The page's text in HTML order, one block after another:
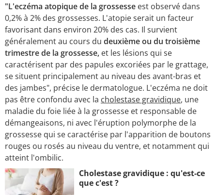
"L'eczéma atopique de la grossesse est observé dans
0,2% à 2% des grossesses. L'atopie serait un facteur
favorisant dans environ 20% des cas. Il survient
généralement au cours du deuxième ou du troisième
trimestre de la grossesse, et les lésions qui se
caractérisent par des papules excoriées par le grattage,
se situent principalement au niveau des avant-bras et
des jambes", précise le dermatologue. L'eczéma ne doit
pas être confondu avec la cholestase gravidique, une
maladie du foie liée à la grossesse et responsable de
démangeaisons, ni avec l'éruption polymorphe de la
grossesse qui se caractérise par l'apparition de boutons
rouges ou rosés au niveau du ventre, et notamment qui
atteint l'ombilic.
Cholestase gravidique : qu'est-ce
que c'est ?